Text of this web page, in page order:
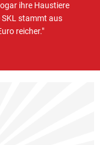
ihre Haustiere
stammt aus
reicher."